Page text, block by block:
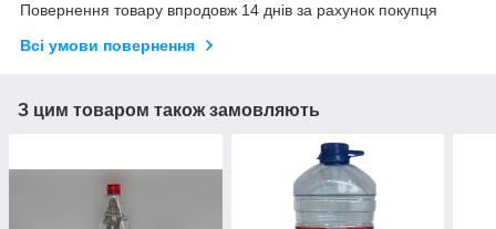
Повернення товару впродовж 14 днів за рахунок покупця
Всі умови повернення
З цим товаром також замовляють